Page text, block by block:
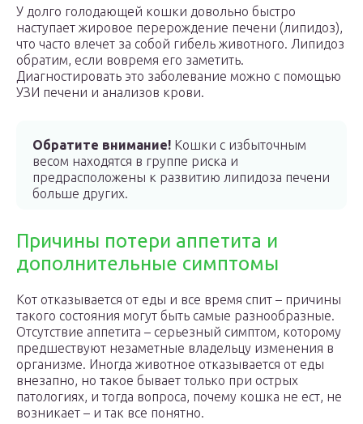
У долго голодающей кошки довольно быстро
наступает жировое перерождение печени (липидоз),
что часто влечет за собой гибель животного. Липидоз
обратим, если вовремя его заметить.
Диагностировать это заболевание можно с помощью
УЗИ печени и анализов крови.
Обратите внимание! Кошки с избыточным
весом находятся в группе риска и
предрасположены к развитию липидоза печени
больше других.
Причины потери аппетита и
дополнительные симптомы
Кот отказывается от еды и все время спит – причины
такого состояния могут быть самые разнообразные.
Отсутствие аппетита – серьезный симптом, которому
предшествуют незаметные владельцу изменения в
организме. Иногда животное отказывается от еды
внезапно, но такое бывает только при острых
патологиях, и тогда вопроса, почему кошка не ест, не
возникает – и так все понятно.